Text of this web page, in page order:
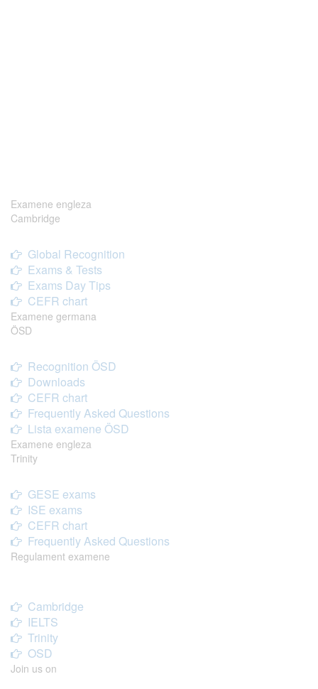
Examene engleza
Cambridge
Global Recognition
Exams & Tests
Exams Day Tips
CEFR chart
Examene germana
ÖSD
Recognition ÖSD
Downloads
CEFR chart
Frequently Asked Questions
Lista examene ÖSD
Examene engleza
Trinity
GESE exams
ISE exams
CEFR chart
Frequently Asked Questions
Regulament examene
Cambridge
IELTS
Trinity
OSD
Join us on